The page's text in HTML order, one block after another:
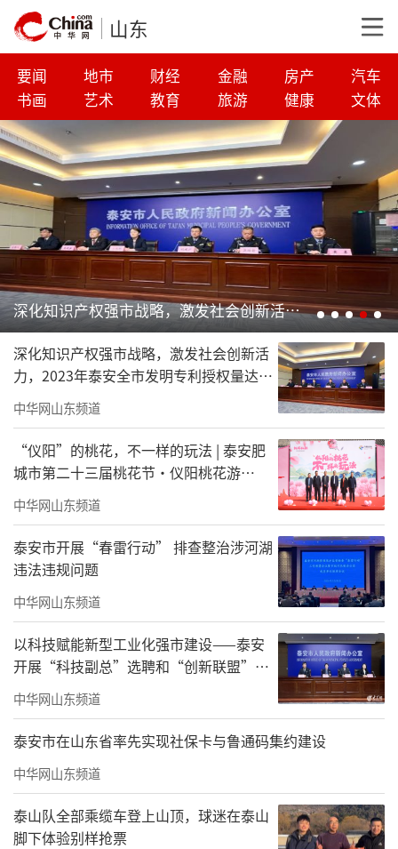
山东
要闻 地市 财经 金融 房产
汽车
书画
艺术 教育 旅游 健康 文体
“仪阳”的桃花，不一样的玩法 | 泰安肥城市第二十三届桃花节·仪阳桃花游暨“桃之夭夭”仪阳春日花朝节今日启幕
深化知识产权强市战略，激发社会创新活
力，2023年泰安全市发明专利授权量达
1371件
中华网山东频道
“仪阳”的桃花，不一样的玩法 | 泰安肥
城市第二十三届桃花节·仪阳桃花游
暨“桃之夭夭”仪阳春日花朝节今日启幕
中华网山东频道
泰安市开展“春雷行动” 排查整治涉河湖
违法违规问题
中华网山东频道
以科技赋能新型工业化强市建设——泰安
开展“科技副总”选聘和“创新联盟”建
设工作
中华网山东频道
泰安市在山东省率先实现社保卡与鲁通码集约建设
中华网山东频道
泰山队全部乘缆车登上山顶，球迷在泰山
脚下体验别样抢票